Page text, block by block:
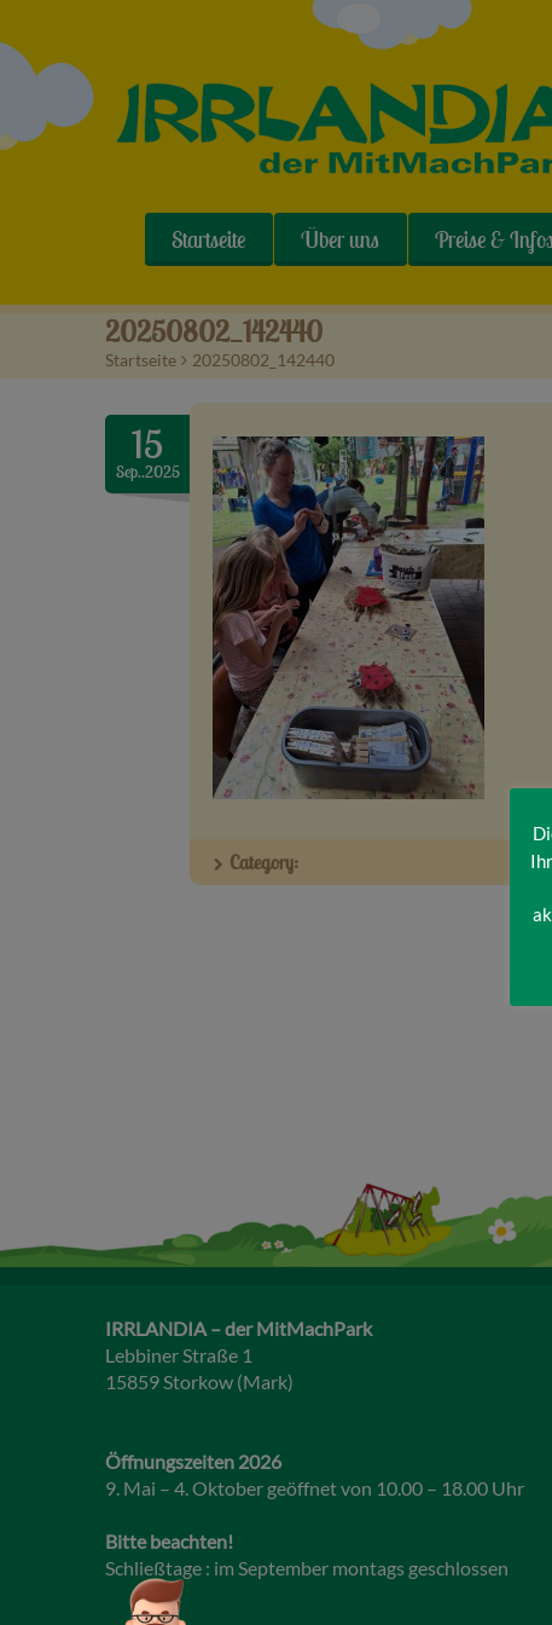
Startseite Über uns Preise & Infos
20250802_142440
Startseite > 20250802_142440
15
Sep..2025
Category:
IRRLANDIA – der MitMachPark
Lebbiner Straße 1
15859 Storkow (Mark)
Öffnungszeiten 2026
9. Mai – 4. Oktober geöffnet von 10.00 – 18.00 Uhr
Bitte beachten!
Schließtage : im September montags geschlossen